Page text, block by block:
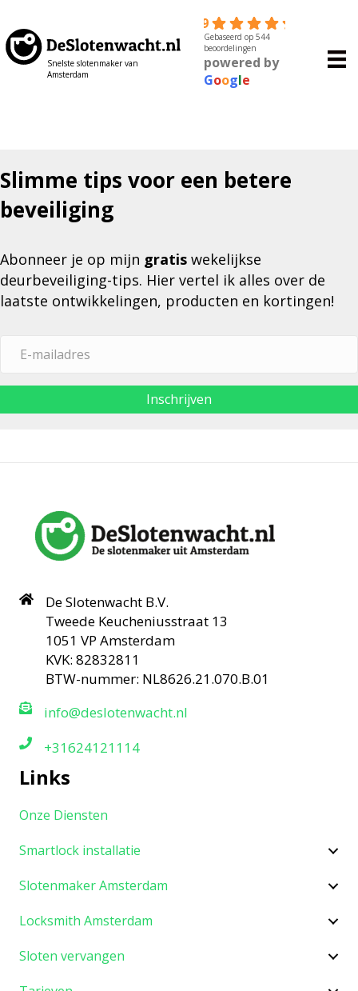
Snelste slotenmaker van
Amsterdam
4.9
Gebaseerd op 544
beoordelingen
powered by
Google
Slimme tips voor een betere
beveiliging
Abonneer je op mijn gratis wekelijkse
deurbeveiliging-tips. Hier vertel ik alles over de
laatste ontwikkelingen, producten en kortingen!
Inschrijven
De Slotenwacht B.V.
Tweede Keucheniusstraat 13
1051 VP Amsterdam
KVK: 82832811
BTW-nummer: NL8626.21.070.B.01
info@deslotenwacht.nl
+31624121114
Links
Onze Diensten
Smartlock installatie
Slotenmaker Amsterdam
Locksmith Amsterdam
Sloten vervangen